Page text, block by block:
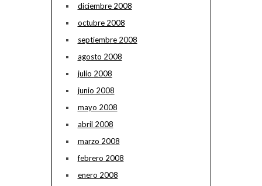
diciembre 2008
octubre 2008
septiembre 2008
agosto 2008
julio 2008
junio 2008
mayo 2008
abril 2008
marzo 2008
febrero 2008
enero 2008